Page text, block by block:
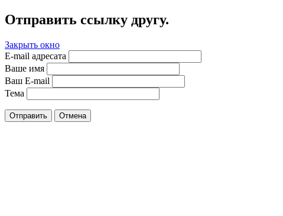
Отправить ссылку другу.
Закрыть окно
E-mail адресата
Ваше имя
Ваш E-mail
Тема
Отправить Отмена